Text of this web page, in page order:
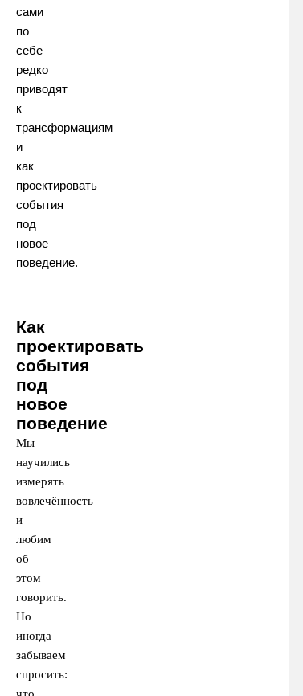
сами
по
себе
редко
приводят
к
трансформациям
и
как
проектировать
события
под
новое
поведение.
Как
проектировать
события
под
новое
поведение
Мы
научились
измерять
вовлечённость
и
любим
об
этом
говорить.
Но
иногда
забываем
спросить: